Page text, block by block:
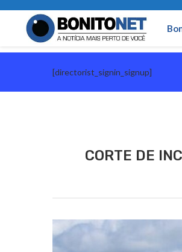
[directorist_signin_signup]
CORTE DE